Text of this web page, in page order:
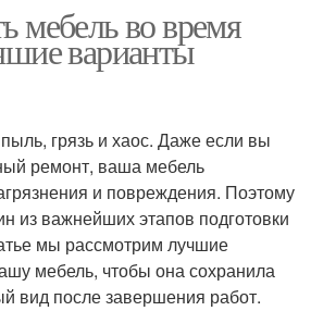
мебель во время
варианты
грязь и хаос. Даже если вы
ремонт, ваша мебель
и повреждения. Поэтому
из важнейших этапов подготовки
мы рассмотрим лучшие
мебель, чтобы она сохранила
вид после завершения работ.